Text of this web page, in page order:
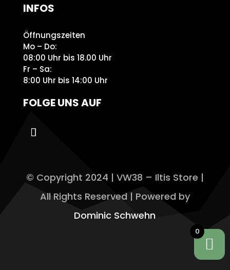
INFOS
Öffnungszeiten
Mo – Do:
08:00 Uhr bis 18.00 Uhr
Fr – Sa:
8:00 Uhr bis 14:00 Uhr
FOLGE UNS AUF
© Copyright 2024 | VW38 – Iltis Store |
All Rights Reserved | Powered by
Dominic Schwehn
0